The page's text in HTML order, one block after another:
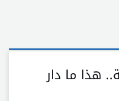
هذا ما دار